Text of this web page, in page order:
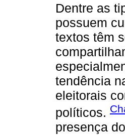
Dentre as
possuem
textos têm
tendência
eleitorais
políticos.
presença